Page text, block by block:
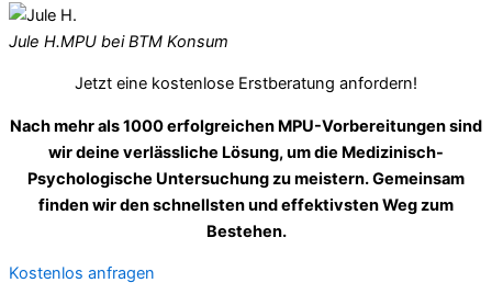
Jule H.MPU bei BTM Konsum
Jetzt eine kostenlose Erstberatung anfordern!
Nach mehr als 1000 erfolgreichen MPU-Vorbereitungen sind
wir deine verlässliche Lösung, um die Medizinisch-
Psychologische Untersuchung zu meistern. Gemeinsam
finden wir den schnellsten und effektivsten Weg zum
Bestehen.
Kostenlos anfragen